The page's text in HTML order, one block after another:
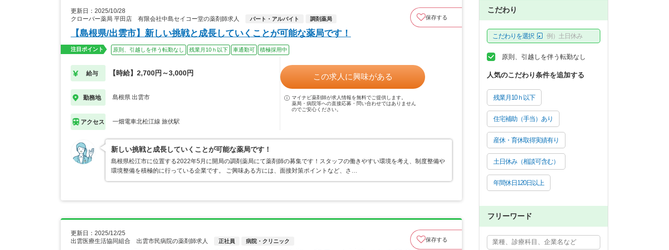
更新日：2025/10/28
クローバー薬局 平田店 有限会社中島セイコー堂の薬剤師求人
パート・アルバイト 調剤薬局 保存する
【島根県/出雲市】新しい挑戦と成長していくことが可能な薬局です！
注目ポイント 原則、引越しを伴う転勤なし 残業月10ｈ以下 車通勤可 積極採用中
給与 【時給】2,700円～3,000円
勤務地 島根県 出雲市
アクセス 一畑電車北松江線 旅伏駅
この求人に興味がある
マイナビ薬剤師が求人情報を無料でご提供します。
薬局・病院等への直接応募・問い合わせではありません
のでご安心ください。
新しい挑戦と成長していくことが可能な薬局です！
島根県松江市に位置する2022年5月に開局の調剤薬局にて薬剤師の募集です！スタッフの働きやすい環境を考え、制度整備や
環境整備を積極的に行っている企業です。 ご興味ある方には、面接対策ポイントなど、さ…
更新日：2025/12/25
出雲医療生活協同組合 出雲市民病院の薬剤師求人
正社員 病院・クリニック 保存する
こだわり
こだわりを選択 例）土日休み
原則、引越しを伴う転勤なし
人気のこだわり条件を追加する
残業月10ｈ以下
住宅補助（手当）あり
産休・育休取得実績有り
土日休み（相談可含む）
年間休日120日以上
フリーワード